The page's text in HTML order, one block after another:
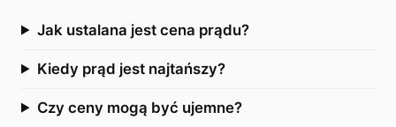
Jak ustalana jest cena prądu?
Kiedy prąd jest najtańszy?
Czy ceny mogą być ujemne?